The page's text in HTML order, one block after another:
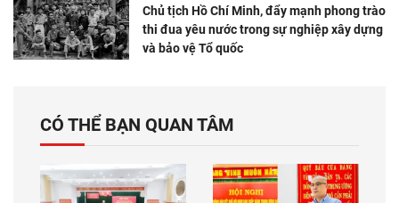
Chủ tịch Hồ Chí Minh, đẩy mạnh phong trào
thi đua yêu nước trong sự nghiệp xây dựng
và bảo vệ Tổ quốc
CÓ THỂ BẠN QUAN TÂM